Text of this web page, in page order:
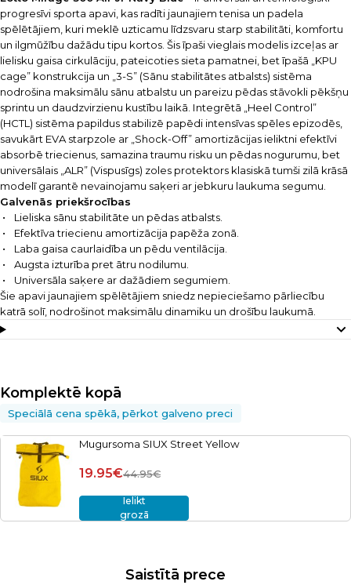
progresīvi sporta apavi, kas radīti jaunajiem tenisa un padela
spēlētājiem, kuri meklē uzticamu līdzsvaru starp stabilitāti, komfortu
un ilgmūžību dažādu tipu kortos. Šis īpaši vieglais modelis izceļas ar
lielisku gaisa cirkulāciju, pateicoties sieta pamatnei, bet īpašā „KPU
cage” konstrukcija un „3-S” (Sānu stabilitātes atbalsts) sistēma
nodrošina maksimālu sānu atbalstu un pareizu pēdas stāvokli pēkšņu
sprintu un daudzvirzienu kustību laikā. Integrētā „Heel Control”
(HCTL) sistēma papildus stabilizē papēdi intensīvas spēles epizodēs,
savukārt EVA starpzole ar „Shock-Off” amortizācijas ieliktni efektīvi
absorbē triecienus, samazina traumu risku un pēdas nogurumu, bet
universālais „ALR” (Vispusīgs) zoles protektors klasiskā tumši zilā krāsā
modelī garantē nevainojamu saķeri ar jebkuru laukuma segumu.
Galvenās priekšrocības
Lieliska sānu stabilitāte un pēdas atbalsts.
Efektīva triecienu amortizācija papēža zonā.
Laba gaisa caurlaidība un pēdu ventilācija.
Augsta izturība pret ātru nodilumu.
Universāla saķere ar dažādiem segumiem.
Šie apavi jaunajiem spēlētājiem sniedz nepieciešamo pārliecību
katrā solī, nodrošinot maksimālu dinamiku un drošību laukumā.
Komplektē kopā
Speciālā cena spēkā, pērkot galveno preci
Mugursoma SIUX Street Yellow
19.95€44.95€
Ielikt
grozā
Saistītā prece